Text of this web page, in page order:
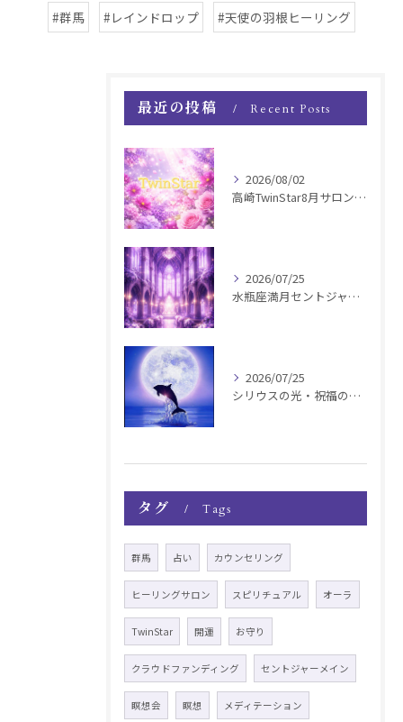
#群馬 #レインドロップ #天使の羽根ヒーリング
最近の投稿 Recent Posts
2026/08/02
高崎TwinStar8月サロンお知らせ
2026/07/25
水瓶座満月セントジャーメインGSVF遠隔お知らせ
2026/07/25
シリウスの光・祝福の波動チャージ遠隔お知らせ〜銀河新年〜
タグ Tags
群馬 占い カウンセリング
ヒーリングサロン スピリチュアル オーラ
TwinStar 開運 お守り
クラウドファンディング セントジャーメイン
瞑想会 瞑想 メディテーション